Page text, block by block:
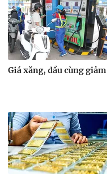
Giá xăng, dầu cùng giảm